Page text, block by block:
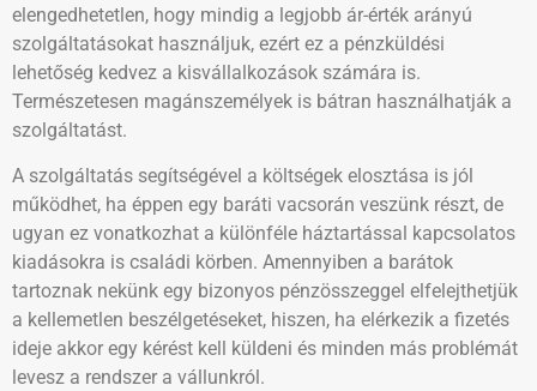
elengedhetetlen, hogy mindig a legjobb ár-érték arányú
szolgáltatásokat használjuk, ezért ez a pénzküldési
lehetőség kedvez a kisvállalkozások számára is.
Természetesen magánszemélyek is bátran használhatják a
szolgáltatást.
A szolgáltatás segítségével a költségek elosztása is jól
működhet, ha éppen egy baráti vacsorán veszünk részt, de
ugyan ez vonatkozhat a különféle háztartással kapcsolatos
kiadásokra is családi körben. Amennyiben a barátok
tartoznak nekünk egy bizonyos pénzösszeggel elfelejthetjük
a kellemetlen beszélgetéseket, hiszen, ha elérkezik a fizetés
ideje akkor egy kérést kell küldeni és minden más problémát
levesz a rendszer a vállunkról.